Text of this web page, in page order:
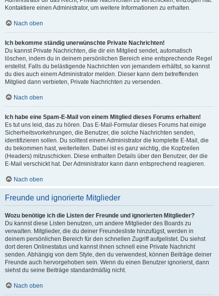
Kontaktiere einen Administrator, um weitere Informationen zu erhalten.
Nach oben
Ich bekomme ständig unerwünschte Private Nachrichten!
Du kannst Private Nachrichten, die dir ein Mitglied sendet, automatisch
löschen, indem du in deinem persönlichen Bereich eine entsprechende Regel
erstellst. Falls du belästigende Nachrichten von jemandem erhältst, so kannst
du dies auch einem Administrator melden. Dieser kann dem betreffenden
Mitglied dann verbieten, Private Nachrichten zu versenden.
Nach oben
Ich habe eine Spam-E-Mail von einem Mitglied dieses Forums erhalten!
Es tut uns leid, das zu hören. Das E-Mail-Formular dieses Forums hat einige
Sicherheitsvorkehrungen, die Benutzer, die solche Nachrichten senden,
identifizieren sollen. Du solltest einem Administrator die komplette E-Mail, die
du bekommen hast, weiterleiten. Dabei ist es ganz wichtig, die Kopfzeilen
(Headers) mitzuschicken. Diese enthalten Details über den Benutzer, der die
E-Mail verschickt hat. Der Administrator kann dann entsprechend reagieren.
Nach oben
Freunde und ignorierte Mitglieder
Wozu benötige ich die Listen der Freunde und ignorierten Mitglieder?
Du kannst diese Listen benutzen, um andere Mitglieder des Boards zu
verwalten. Mitglieder, die du deiner Freundesliste hinzufügst, werden in
deinem persönlichen Bereich für den schnellen Zugriff aufgelistet. Du siehst
dort deren Onlinestatus und kannst ihnen schnell eine Private Nachricht
senden. Abhängig von dem Style, den du verwendest, können Beiträge deiner
Freunde auch hervorgehoben sein. Wenn du einen Benutzer ignorierst, dann
siehst du seine Beiträge standardmäßig nicht.
Nach oben